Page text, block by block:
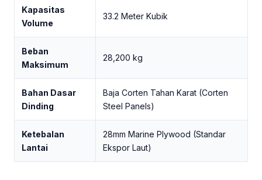
Kapasitas
Volume
33.2 Meter Kubik
Beban
Maksimum
28,200 kg
Bahan Dasar
Dinding
Baja Corten Tahan Karat (Corten
Steel Panels)
Ketebalan
Lantai
28mm Marine Plywood (Standar
Ekspor Laut)